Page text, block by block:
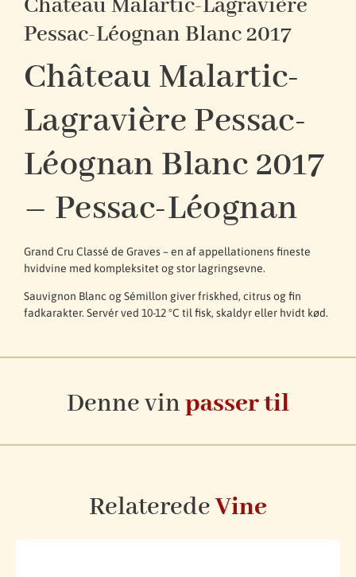
Château Malartic-Lagravière
Pessac-Léognan Blanc 2017
Château Malartic-
Lagravière Pessac-
Léognan Blanc 2017
– Pessac-Léognan
Grand Cru Classé de Graves – en af appellationens fineste
hvidvine med kompleksitet og stor lagringsevne.
Sauvignon Blanc og Sémillon giver friskhed, citrus og fin
fadkarakter. Servér ved 10-12 °C til fisk, skaldyr eller hvidt kød.
Denne vinpasser til
RelateredeVine